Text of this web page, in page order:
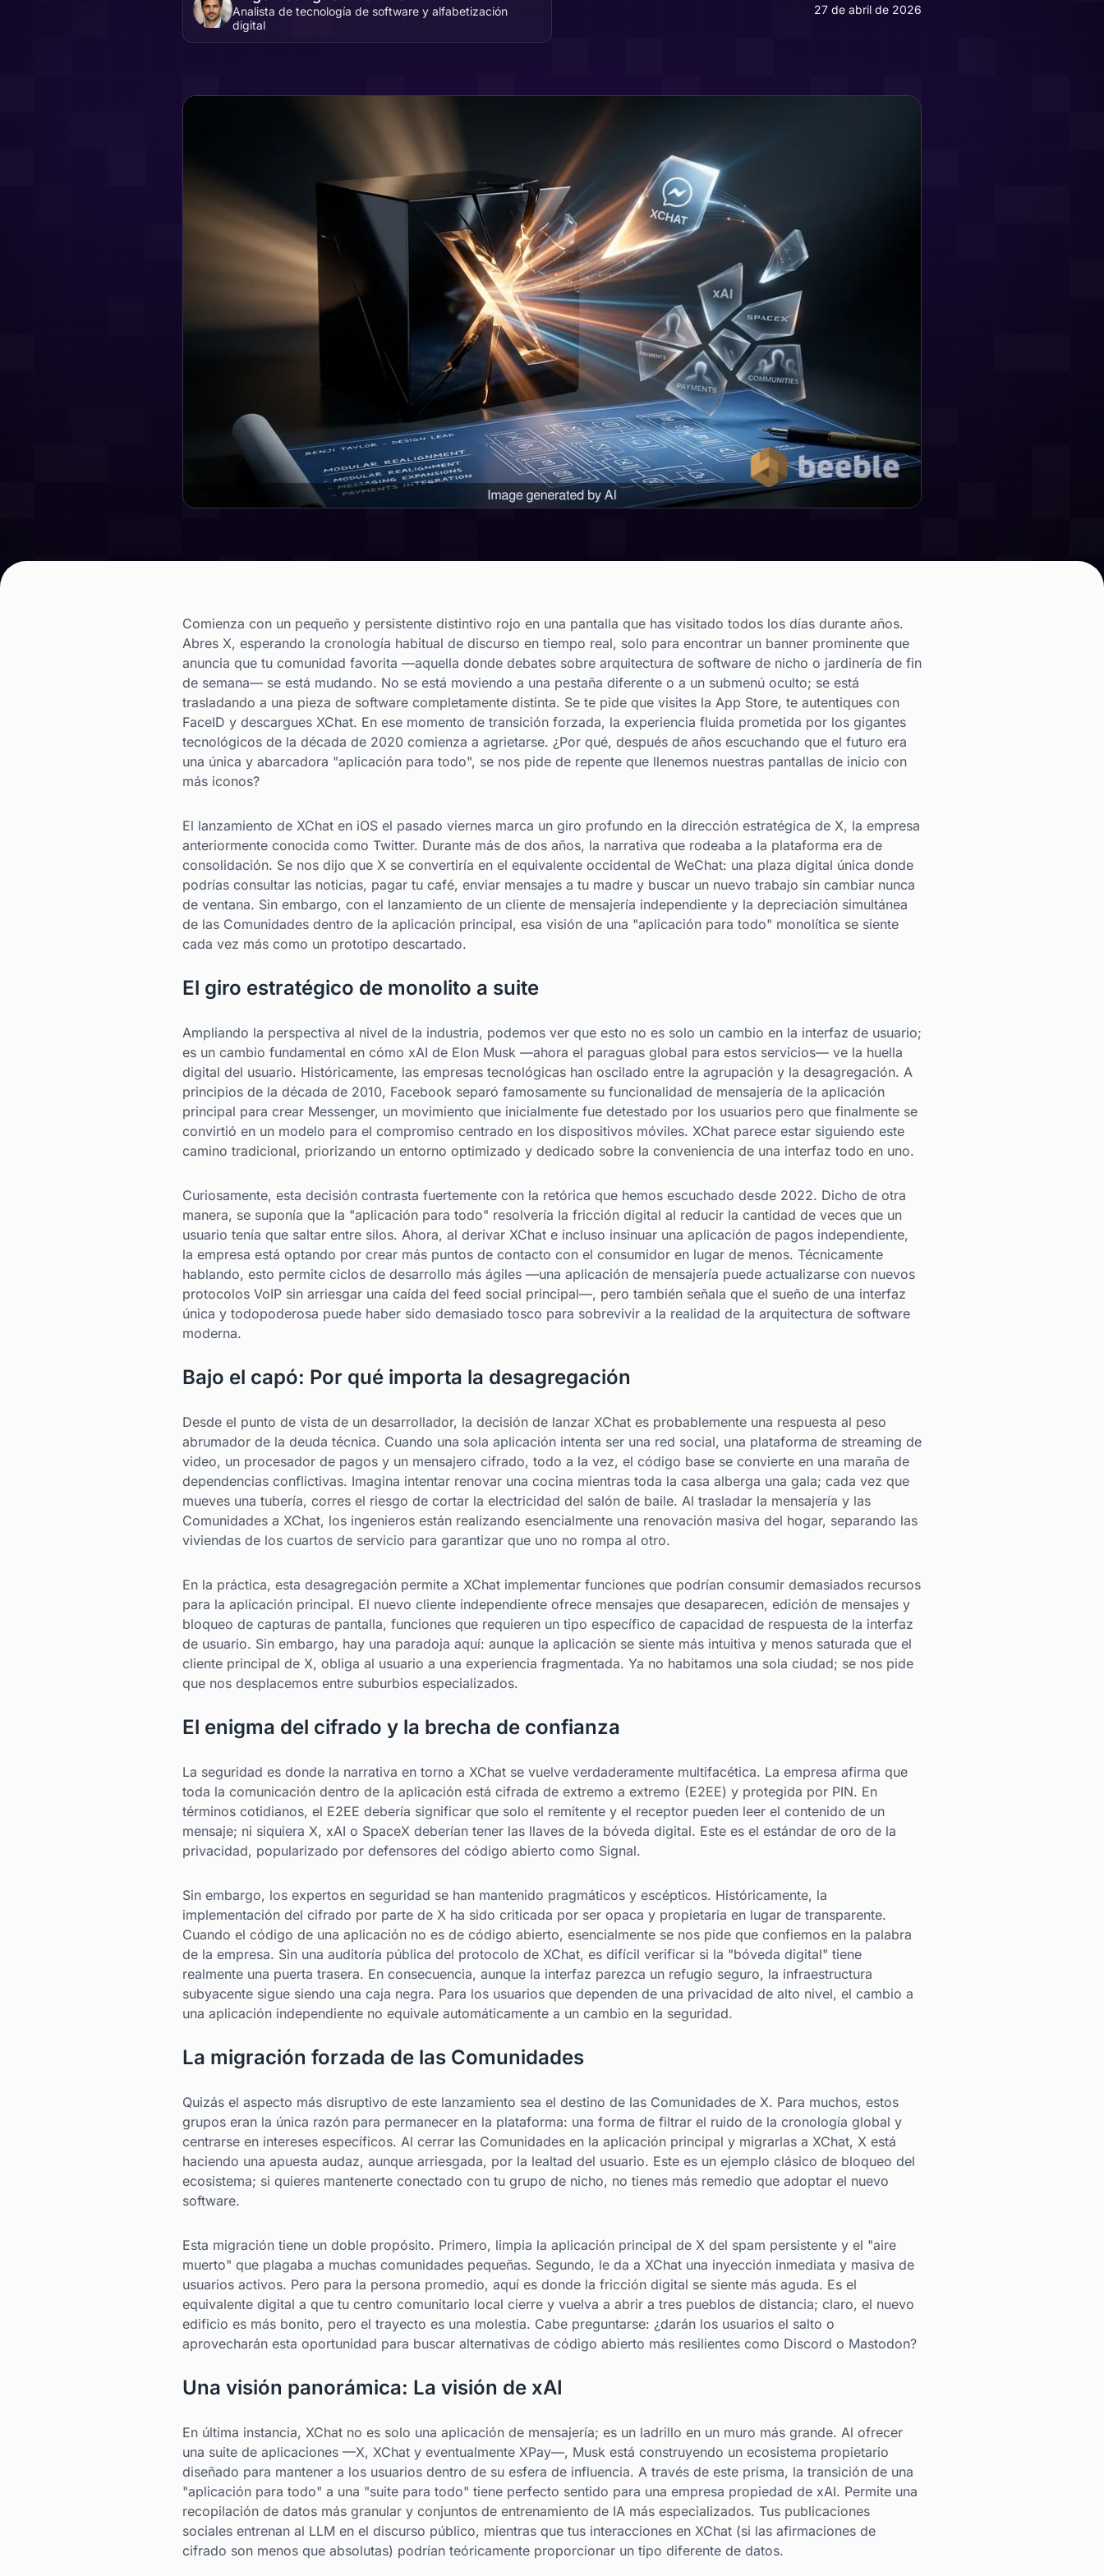
Analista de tecnología de software y alfabetización
digital
27 de abril de 2026
Comienza con un pequeño y persistente distintivo rojo en una pantalla que has visitado todos los días durante años.
Abres X, esperando la cronología habitual de discurso en tiempo real, solo para encontrar un banner prominente que
anuncia que tu comunidad favorita —aquella donde debates sobre arquitectura de software de nicho o jardinería de fin
de semana— se está mudando. No se está moviendo a una pestaña diferente o a un submenú oculto; se está
trasladando a una pieza de software completamente distinta. Se te pide que visites la App Store, te autentiques con
FaceID y descargues XChat. En ese momento de transición forzada, la experiencia fluida prometida por los gigantes
tecnológicos de la década de 2020 comienza a agrietarse. ¿Por qué, después de años escuchando que el futuro era
una única y abarcadora "aplicación para todo", se nos pide de repente que llenemos nuestras pantallas de inicio con
más iconos?
El lanzamiento de XChat en iOS el pasado viernes marca un giro profundo en la dirección estratégica de X, la empresa
anteriormente conocida como Twitter. Durante más de dos años, la narrativa que rodeaba a la plataforma era de
consolidación. Se nos dijo que X se convertiría en el equivalente occidental de WeChat: una plaza digital única donde
podrías consultar las noticias, pagar tu café, enviar mensajes a tu madre y buscar un nuevo trabajo sin cambiar nunca
de ventana. Sin embargo, con el lanzamiento de un cliente de mensajería independiente y la depreciación simultánea
de las Comunidades dentro de la aplicación principal, esa visión de una "aplicación para todo" monolítica se siente
cada vez más como un prototipo descartado.
El giro estratégico de monolito a suite
Ampliando la perspectiva al nivel de la industria, podemos ver que esto no es solo un cambio en la interfaz de usuario;
es un cambio fundamental en cómo xAI de Elon Musk —ahora el paraguas global para estos servicios— ve la huella
digital del usuario. Históricamente, las empresas tecnológicas han oscilado entre la agrupación y la desagregación. A
principios de la década de 2010, Facebook separó famosamente su funcionalidad de mensajería de la aplicación
principal para crear Messenger, un movimiento que inicialmente fue detestado por los usuarios pero que finalmente se
convirtió en un modelo para el compromiso centrado en los dispositivos móviles. XChat parece estar siguiendo este
camino tradicional, priorizando un entorno optimizado y dedicado sobre la conveniencia de una interfaz todo en uno.
Curiosamente, esta decisión contrasta fuertemente con la retórica que hemos escuchado desde 2022. Dicho de otra
manera, se suponía que la "aplicación para todo" resolvería la fricción digital al reducir la cantidad de veces que un
usuario tenía que saltar entre silos. Ahora, al derivar XChat e incluso insinuar una aplicación de pagos independiente,
la empresa está optando por crear más puntos de contacto con el consumidor en lugar de menos. Técnicamente
hablando, esto permite ciclos de desarrollo más ágiles —una aplicación de mensajería puede actualizarse con nuevos
protocolos VoIP sin arriesgar una caída del feed social principal—, pero también señala que el sueño de una interfaz
única y todopoderosa puede haber sido demasiado tosco para sobrevivir a la realidad de la arquitectura de software
moderna.
Bajo el capó: Por qué importa la desagregación
Desde el punto de vista de un desarrollador, la decisión de lanzar XChat es probablemente una respuesta al peso
abrumador de la deuda técnica. Cuando una sola aplicación intenta ser una red social, una plataforma de streaming de
video, un procesador de pagos y un mensajero cifrado, todo a la vez, el código base se convierte en una maraña de
dependencias conflictivas. Imagina intentar renovar una cocina mientras toda la casa alberga una gala; cada vez que
mueves una tubería, corres el riesgo de cortar la electricidad del salón de baile. Al trasladar la mensajería y las
Comunidades a XChat, los ingenieros están realizando esencialmente una renovación masiva del hogar, separando las
viviendas de los cuartos de servicio para garantizar que uno no rompa al otro.
En la práctica, esta desagregación permite a XChat implementar funciones que podrían consumir demasiados recursos
para la aplicación principal. El nuevo cliente independiente ofrece mensajes que desaparecen, edición de mensajes y
bloqueo de capturas de pantalla, funciones que requieren un tipo específico de capacidad de respuesta de la interfaz
de usuario. Sin embargo, hay una paradoja aquí: aunque la aplicación se siente más intuitiva y menos saturada que el
cliente principal de X, obliga al usuario a una experiencia fragmentada. Ya no habitamos una sola ciudad; se nos pide
que nos desplacemos entre suburbios especializados.
El enigma del cifrado y la brecha de confianza
La seguridad es donde la narrativa en torno a XChat se vuelve verdaderamente multifacética. La empresa afirma que
toda la comunicación dentro de la aplicación está cifrada de extremo a extremo (E2EE) y protegida por PIN. En
términos cotidianos, el E2EE debería significar que solo el remitente y el receptor pueden leer el contenido de un
mensaje; ni siquiera X, xAI o SpaceX deberían tener las llaves de la bóveda digital. Este es el estándar de oro de la
privacidad, popularizado por defensores del código abierto como Signal.
Sin embargo, los expertos en seguridad se han mantenido pragmáticos y escépticos. Históricamente, la
implementación del cifrado por parte de X ha sido criticada por ser opaca y propietaria en lugar de transparente.
Cuando el código de una aplicación no es de código abierto, esencialmente se nos pide que confiemos en la palabra
de la empresa. Sin una auditoría pública del protocolo de XChat, es difícil verificar si la "bóveda digital" tiene
realmente una puerta trasera. En consecuencia, aunque la interfaz parezca un refugio seguro, la infraestructura
subyacente sigue siendo una caja negra. Para los usuarios que dependen de una privacidad de alto nivel, el cambio a
una aplicación independiente no equivale automáticamente a un cambio en la seguridad.
La migración forzada de las Comunidades
Quizás el aspecto más disruptivo de este lanzamiento sea el destino de las Comunidades de X. Para muchos, estos
grupos eran la única razón para permanecer en la plataforma: una forma de filtrar el ruido de la cronología global y
centrarse en intereses específicos. Al cerrar las Comunidades en la aplicación principal y migrarlas a XChat, X está
haciendo una apuesta audaz, aunque arriesgada, por la lealtad del usuario. Este es un ejemplo clásico de bloqueo del
ecosistema; si quieres mantenerte conectado con tu grupo de nicho, no tienes más remedio que adoptar el nuevo
software.
Esta migración tiene un doble propósito. Primero, limpia la aplicación principal de X del spam persistente y el "aire
muerto" que plagaba a muchas comunidades pequeñas. Segundo, le da a XChat una inyección inmediata y masiva de
usuarios activos. Pero para la persona promedio, aquí es donde la fricción digital se siente más aguda. Es el
equivalente digital a que tu centro comunitario local cierre y vuelva a abrir a tres pueblos de distancia; claro, el nuevo
edificio es más bonito, pero el trayecto es una molestia. Cabe preguntarse: ¿darán los usuarios el salto o
aprovecharán esta oportunidad para buscar alternativas de código abierto más resilientes como Discord o Mastodon?
Una visión panorámica: La visión de xAI
En última instancia, XChat no es solo una aplicación de mensajería; es un ladrillo en un muro más grande. Al ofrecer
una suite de aplicaciones —X, XChat y eventualmente XPay—, Musk está construyendo un ecosistema propietario
diseñado para mantener a los usuarios dentro de su esfera de influencia. A través de este prisma, la transición de una
"aplicación para todo" a una "suite para todo" tiene perfecto sentido para una empresa propiedad de xAI. Permite una
recopilación de datos más granular y conjuntos de entrenamiento de IA más especializados. Tus publicaciones
sociales entrenan al LLM en el discurso público, mientras que tus interacciones en XChat (si las afirmaciones de
cifrado son menos que absolutas) podrían teóricamente proporcionar un tipo diferente de datos.